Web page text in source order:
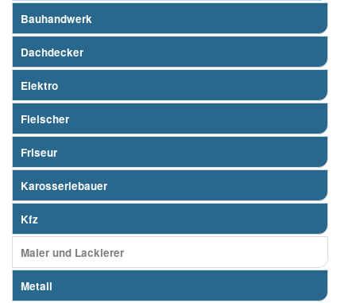
Bauhandwerk
Dachdecker
Elektro
Fleischer
Friseur
Karosseriebauer
Kfz
Maler und Lackierer
Metall